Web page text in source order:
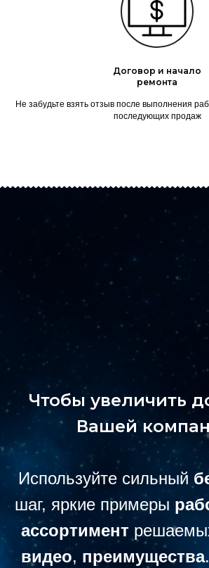
Договор и начало
ремонта
Не забудьте взять отзыв после выполнения
последующих продаж
Чтобы увеличить
Вашей
Используйте сильный
шаг, яркие примеры
ассортимент
видео, преимущества